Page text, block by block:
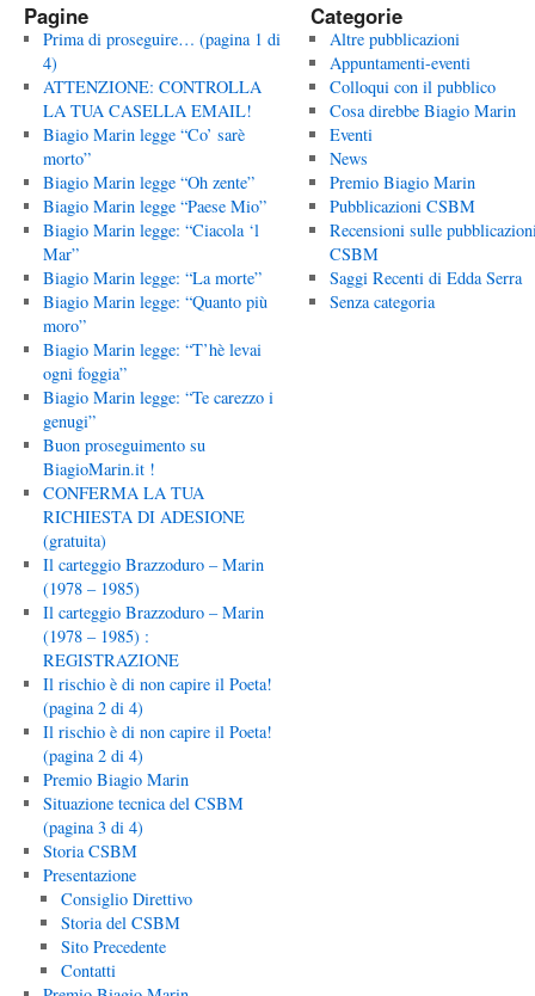
Pagine
Prima di proseguire… (pagina 1 di
4)
ATTENZIONE: CONTROLLA
LA TUA CASELLA EMAIL!
Biagio Marin legge “Co’ sarè
morto”
Biagio Marin legge “Oh zente”
Biagio Marin legge “Paese Mio”
Biagio Marin legge: “Ciacola ‘l
Mar”
Biagio Marin legge: “La morte”
Biagio Marin legge: “Quanto più
moro”
Biagio Marin legge: “T’hè levai
ogni foggia”
Biagio Marin legge: “Te carezzo i
genugi”
Buon proseguimento su
BiagioMarin.it !
CONFERMA LA TUA
RICHIESTA DI ADESIONE
(gratuita)
Il carteggio Brazzoduro – Marin
(1978 – 1985)
Il carteggio Brazzoduro – Marin
(1978 – 1985) :
REGISTRAZIONE
Il rischio è di non capire il Poeta!
(pagina 2 di 4)
Il rischio è di non capire il Poeta!
(pagina 2 di 4)
Premio Biagio Marin
Situazione tecnica del CSBM
(pagina 3 di 4)
Storia CSBM
Presentazione
Consiglio Direttivo
Storia del CSBM
Sito Precedente
Contatti
Categorie
Altre pubblicazioni
Appuntamenti-eventi
Colloqui con il pubblico
Cosa direbbe Biagio Marin
Eventi
News
Premio Biagio Marin
Pubblicazioni CSBM
Recensioni sulle
CSBM
Saggi Recenti di Edda Serra
Senza categoria